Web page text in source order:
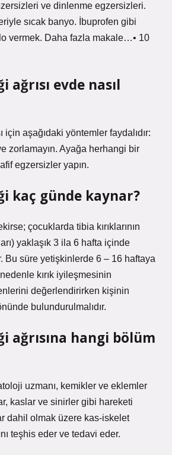
ve dinlenme egzersizleri.
sıcak banyo. İbuprofen gibi
vermek. Daha fazla makale…• 10
ağrısı evde nasıl
için aşağıdaki yöntemler faydalıdır:
zorlamayın. Ayağa herhangi bir
egzersizler yapın.
kaç günde kaynar?
çocuklarda tibia kırıklarının
yaklaşık 3 ila 6 hafta içinde
Bu süre yetişkinlerde 6 – 16 haftaya
kırık iyileşmesinin
değerlendirirken kişinin
bulundurulmalıdır.
ağrısına hangi bölüm
uzmanı, kemikler ve eklemler
kaslar ve sinirler gibi hareketi
dahil olmak üzere kas-iskelet
teşhis eder ve tedavi eder.